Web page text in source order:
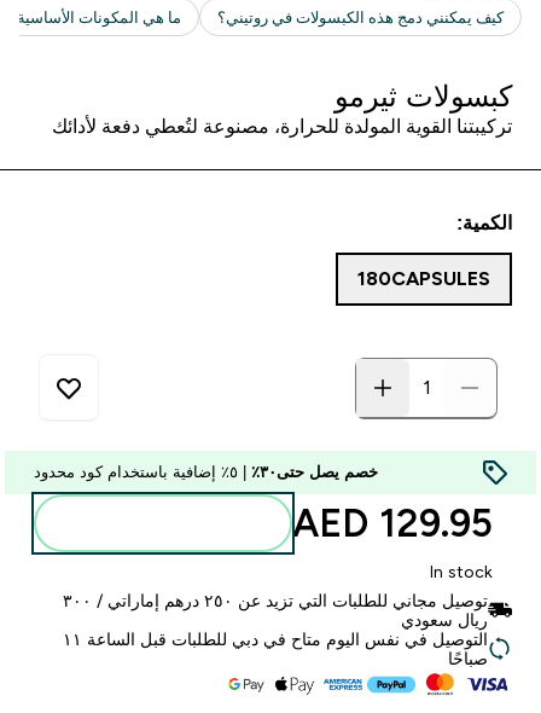
كبسولات ثيرمو
تركيبتنا القوية المولدة للحرارة، مصنوعة لتُعطي دفعة لأدائك
الكمية:
180CAPSULES
خصم يصل حتى٣٠٪
129.95 AED‎
In stock
توصيل مجاني للطلبات التي تزيد عن ٢٥٠ درهم إماراتي / ٣٠٠
ريال سعودي
التوصيل في نفس اليوم متاح في دبي للطلبات قبل الساعة ١١
صباحًا